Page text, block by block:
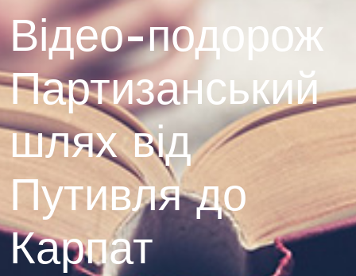
Відео-подорож
Партизанський
шлях від
Путивля до
Карпат